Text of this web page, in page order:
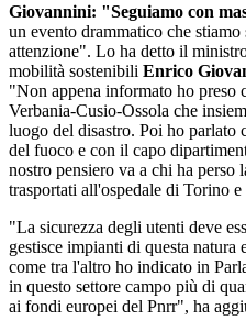
Giovannini: "Seguiamo con
un evento drammatico che stiamo
attenzione". Lo ha detto il
mobilità sostenibili Enrico
"Non appena informato ho preso
Verbania-Cusio-Ossola che
luogo del disastro. Poi ho
del fuoco e con il capo
nostro pensiero va a chi ha
trasportati all'ospedale di Torino
"La sicurezza degli utenti deve
gestisce impianti di questa
come tra l'altro ho indicato in
in questo settore campo più di
ai fondi europei del Pnrr", ha